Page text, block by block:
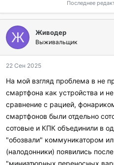
Последнее
Ж Живодер
Выживальщик
22 Сен 2025
На мой взгляд проблема в не
смартфона как устройства и
сравнение с рацией,
смартфонов были отдельно
сотовые и КПК объединили в
"обозвали" коммуникатором
(налодонники) появились
"миниатюрных переносных